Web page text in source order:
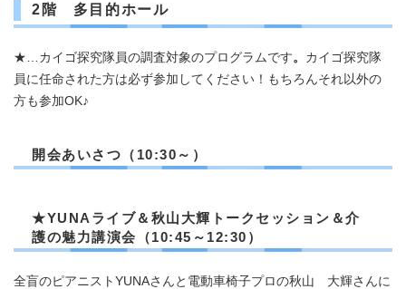
2階 多目的ホール
★…カイゴ探究隊員の調査対象のプログラムです。 カイゴ探究隊
員に任命された方は必ず参加してください！もちろんそれ以外の
方も参加OK♪
開会あいさつ（10:30～）
★YUNAライブ＆秋山大輝トークセッション＆介
護の魅力講演会 （10:45～12:30）
全盲のピアニストYUNAさんと電動車椅子プロの秋山 大輝さんに